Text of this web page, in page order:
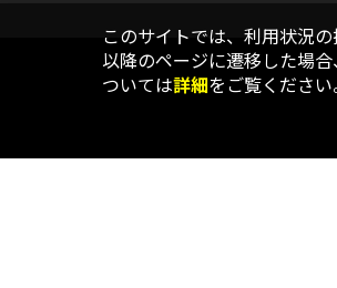
このサイトでは、利用状況
以降のページに遷移した場
ついては詳細をご覧ください